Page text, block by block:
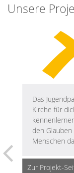
Unsere
Das
Kirche für
den
Menschen
Zur Projekt-